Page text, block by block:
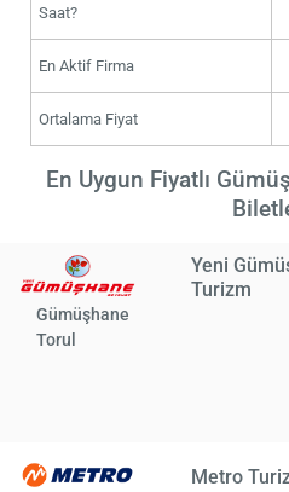
Saat?
En Aktif Firma
Ortalama Fiyat
En Uygun Fiyatlı
Yeni
Turizm
Gümüşhane
Torul
Metro